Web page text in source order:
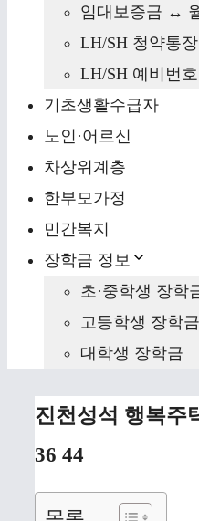
임대보증금 ↔
LH/SH 청약통
LH/SH 예비번
기초생활수급자
노인·어르신
차상위계층
한부모가정
민간복지
장학금 정보
초·중학생 장학
고등학생 장학금
대학생 장학금
진천성석 행복주
36 44